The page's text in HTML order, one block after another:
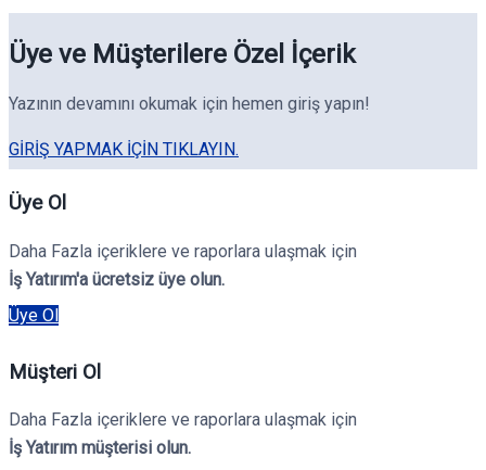
Üye ve Müşterilere Özel İçerik
Yazının devamını okumak için hemen giriş yapın!
GIRIŞ YAPMAK IÇIN TIKLAYIN.
Üye Ol
Daha Fazla içeriklere ve raporlara ulaşmak için
İş Yatırım'a ücretsiz üye olun.
Üye Ol
Müşteri Ol
Daha Fazla içeriklere ve raporlara ulaşmak için
İş Yatırım müşterisi olun.